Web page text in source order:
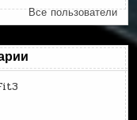
Все пользователи